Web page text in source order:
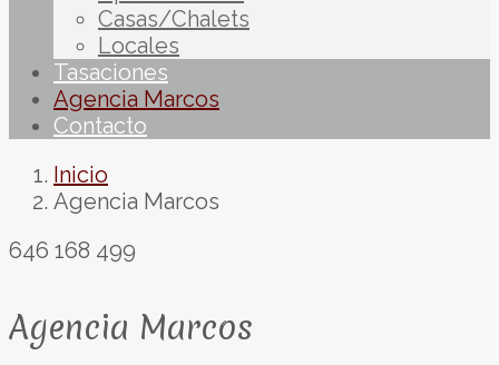
Casas/Chalets
Locales
Tasaciones
Agencia Marcos
Contacto
Inicio
Agencia Marcos
646 168 499
Agencia Marcos